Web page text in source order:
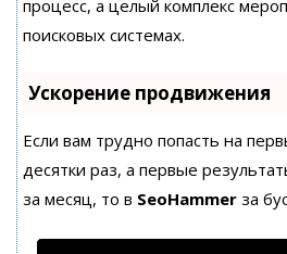
процесс, а целый комплекс
поисковых системах.
Ускорение продвижения
Если вам трудно попасть на
десятки раз, а первые
за месяц, то в SeoHammer за